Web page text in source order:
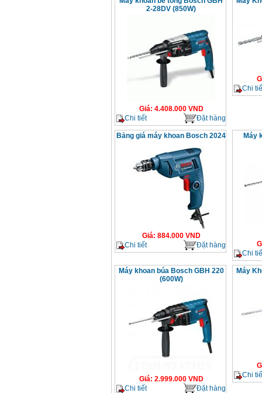
2-28DV (850W)
Giá: 4.408.000VND
Chi tiết
Đặt hàng
Chi
Bảng giá máy khoan Bosch 2024
Giá: 884.000VND
Chi tiết
Đặt hàng
Máy
Chi
Máy khoan búa Bosch GBH 220
(600W)
Giá: 2.999.000VND
Chi tiết
Đặt hàng
Máy
Chi